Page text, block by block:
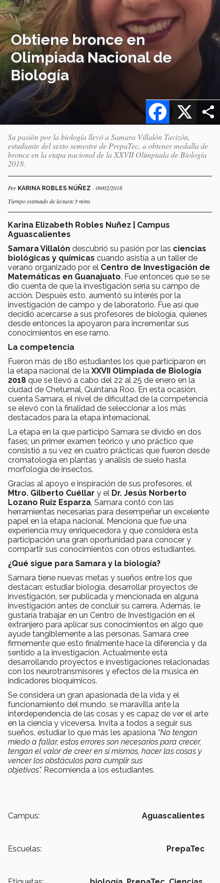
Obtiene bronce en
Olimpiada Nacional de
Biología
X
Facebook
Su pasión por la biología llevó a Samara Villalón Tavizón,
estudiante del sexto semestre de PrepaTec, a obtener medalla de
bronce en la etapa nacional de la XXVII Olimpiada de Biología
2018.
Por KARINA ROBLES NÚÑEZ - 09/02/2018
Tiempo estimado de lectura:3 mins
Karina Elizabeth Robles Nuñez | Campus
Aguascalientes
Samara Villalón descubrió su pasión por las ciencias
biológicas y químicas cuando asistía a un taller de
verano organizado por el Centro de Investigación de
Matemáticas en Guanajuato. Fue entonces que se se
dio cuenta de que la investigación sería su campo de
acción. Después esto, aumentó su interés por la
investigación de campo y de laboratorio. Fue así que
decidió acercarse a sus profesores de biología, quienes
desde entonces la apoyaron para incrementar sus
conocimientos en ese ramo.
La competencia
Fueron más de 180 estudiantes los que participaron en
la etapa nacional de la XXVII Olimpiada de Biología
2018 que se llevó a cabo del 22 al 25 de enero en la
ciudad de Chetumal, Quintana Roo. En esta ocasión,
cuenta Samara, el nivel de dificultad de la competencia
se elevó con la finalidad de seleccionar a los más
destacados para la etapa internacional.
La etapa en la que participó Samara se dividió en dos
fases; un primer examen teórico y uno práctico que
consistió a su vez en cuatro prácticas que fueron desde
cromatología en plantas y análisis de suelo hasta
morfología de insectos.
Gracias al apoyo e inspiración de sus profesores, el
Mtro. Gilberto Cuéllar y el Dr. Jesús Norberto
Lozano Ruiz Esparza , Samara contó con las
herramientas necesarias para desempeñar un excelente
papel en la etapa nacional. Menciona que fue una
experiencia muy enriquecedora y que considera esta
participación una gran oportunidad para conocer y
compartir sus conocimientos con otros estudiantes.
¿Qué sigue para Samara y la biología?
Samara tiene nuevas metas y sueños entre los que
destacan: estudiar biología, desarrollar proyectos de
investigación, ser publicada y mencionada en alguna
investigación antes de concluir su carrera. Además, le
gustaría trabajar en un Centro de Investigación en el
extranjero para aplicar sus conocimientos en algo que
ayude tangiblemente a las personas. Samara cree
firmemente que esto finalmente hace la diferencia y da
sentido a la investigación. Actualmente está
desarrollando proyectos e investigaciones relacionadas
con los neurotransmisores y efectos de la música en
indicadores bioquímicos.
Se considera un gran apasionada de la vida y el
funcionamiento del mundo, se maravilla ante la
interdependencia de las cosas y es capaz de ver el arte
en la ciencia y viceversa. Invita a todos a seguir sus
sueños, estudiar lo que más les apasiona “No tengan
miedo a fallar, estos errores son necesarios para crecer,
tengan el valor de creer en si mismos, hacer las cosas y
vencer los obstáculos para cumplir sus
objetivos”. Recomienda a los estudiantes.
Campus: Aguascalientes
Escuelas: PrepaTec